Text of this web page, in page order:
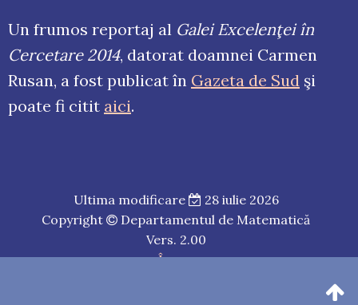
Un frumos reportaj al Galei Excelenţei în
Cercetare 2014, datorat doamnei Carmen
Rusan, a fost publicat în Gazeta de Sud şi
poate fi citit aici.
Ultima modificare
28 iulie 2026
Copyright
Departamentul de Matematică
Vers. 2.00
În sus